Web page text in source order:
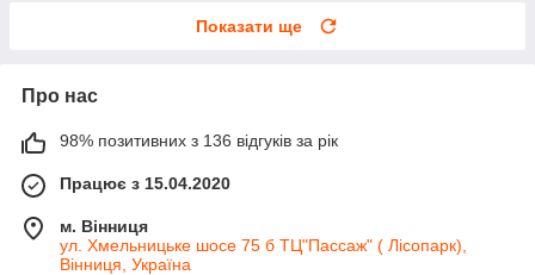
Показати ще
Про нас
98% позитивних з 136 відгуків за рік
Працює з 15.04.2020
м. Вінниця
ул. Хмельницьке шосе 75 б ТЦ"Пассаж" ( Лісопарк),
Вінниця, Україна